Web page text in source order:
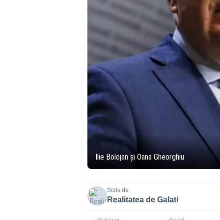
Ilie Bolojan și Oana Gheorghiu
Scris de
Realitatea de Galati